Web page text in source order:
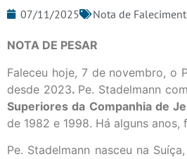
07/11/2025 Nota de
NOTA DE PESAR
Faleceu hoje, 7 de novembro, o
desde 2023. Pe. Stadelmann
Superiores da Companhia de
de 1982 e 1998. Há alguns
Pe. Stadelmann nasceu na